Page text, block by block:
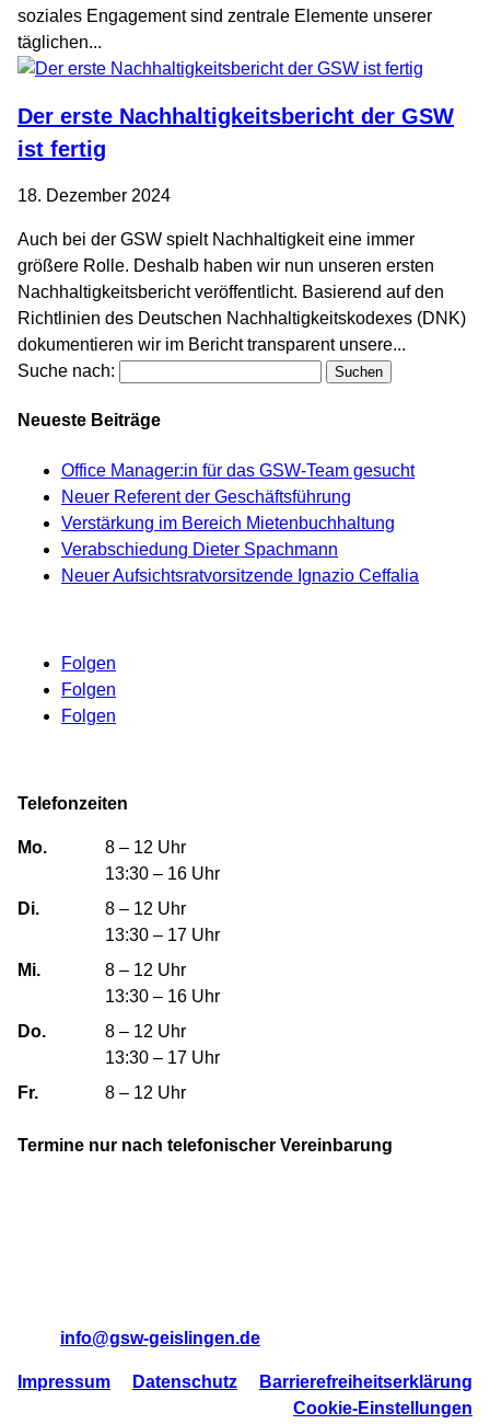
soziales Engagement sind zentrale Elemente unserer
täglichen...
Der erste Nachhaltigkeitsbericht der GSW
ist fertig
18. Dezember 2024
Auch bei der GSW spielt Nachhaltigkeit eine immer
größere Rolle. Deshalb haben wir nun unseren ersten
Nachhaltigkeitsbericht veröffentlicht. Basierend auf den
Richtlinien des Deutschen Nachhaltigkeitskodexes (DNK)
dokumentieren wir im Bericht transparent unsere...
Suche nach:
Neueste Beiträge
Office Manager:in für das GSW-Team gesucht
Neuer Referent der Geschäftsführung
Verstärkung im Bereich Mietenbuchhaltung
Verabschiedung Dieter Spachmann
Neuer Aufsichtsratvorsitzende Ignazio Ceffalia
Folgen
Folgen
Folgen
Telefonzeiten
Mo.
8 – 12 Uhr
13:30 – 16 Uhr
Di.
8 – 12 Uhr
13:30 – 17 Uhr
Mi.
8 – 12 Uhr
13:30 – 16 Uhr
Do.
8 – 12 Uhr
13:30 – 17 Uhr
Fr.
8 – 12 Uhr
Termine nur nach telefonischer Vereinbarung
info@gsw-geislingen.de
Impressum Datenschutz
Barrierefreiheitserklärung
Cookie-Einstellungen